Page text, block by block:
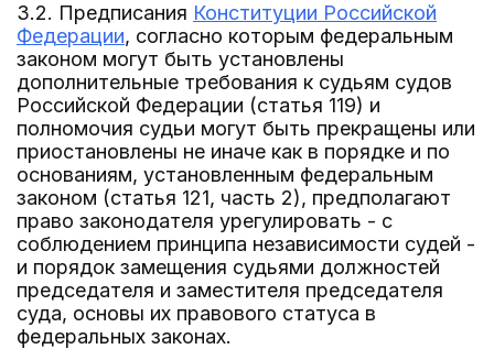
3.2. Предписания Конституции Российской
Федерации, согласно которым федеральным
законом могут быть установлены
дополнительные требования к судьям судов
Российской Федерации (статья 119) и
полномочия судьи могут быть прекращены или
приостановлены не иначе как в порядке и по
основаниям, установленным федеральным
законом (статья 121, часть 2), предполагают
право законодателя урегулировать - с
соблюдением принципа независимости судей -
и порядок замещения судьями должностей
председателя и заместителя председателя
суда, основы их правового статуса в
федеральных законах.